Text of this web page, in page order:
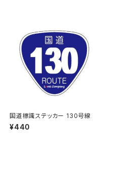
国道標識ステッカー 130号線
¥440